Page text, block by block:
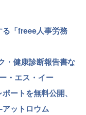
「freee人事労務
・健康診断報告書な
・エス・イー
ートを無料公開、
ットロウム